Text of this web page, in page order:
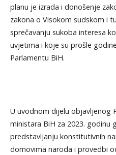
planu je izrada i donošenje
zakona o Visokom sudskom i
sprečavanju sukoba interesa
uvjetima i koje su prošle
Parlamentu BiH.
U uvodnom dijelu objavljenog
ministara BiH za 2023. godinu
predstavljanju konstitutivnih
domovima naroda i provedbi